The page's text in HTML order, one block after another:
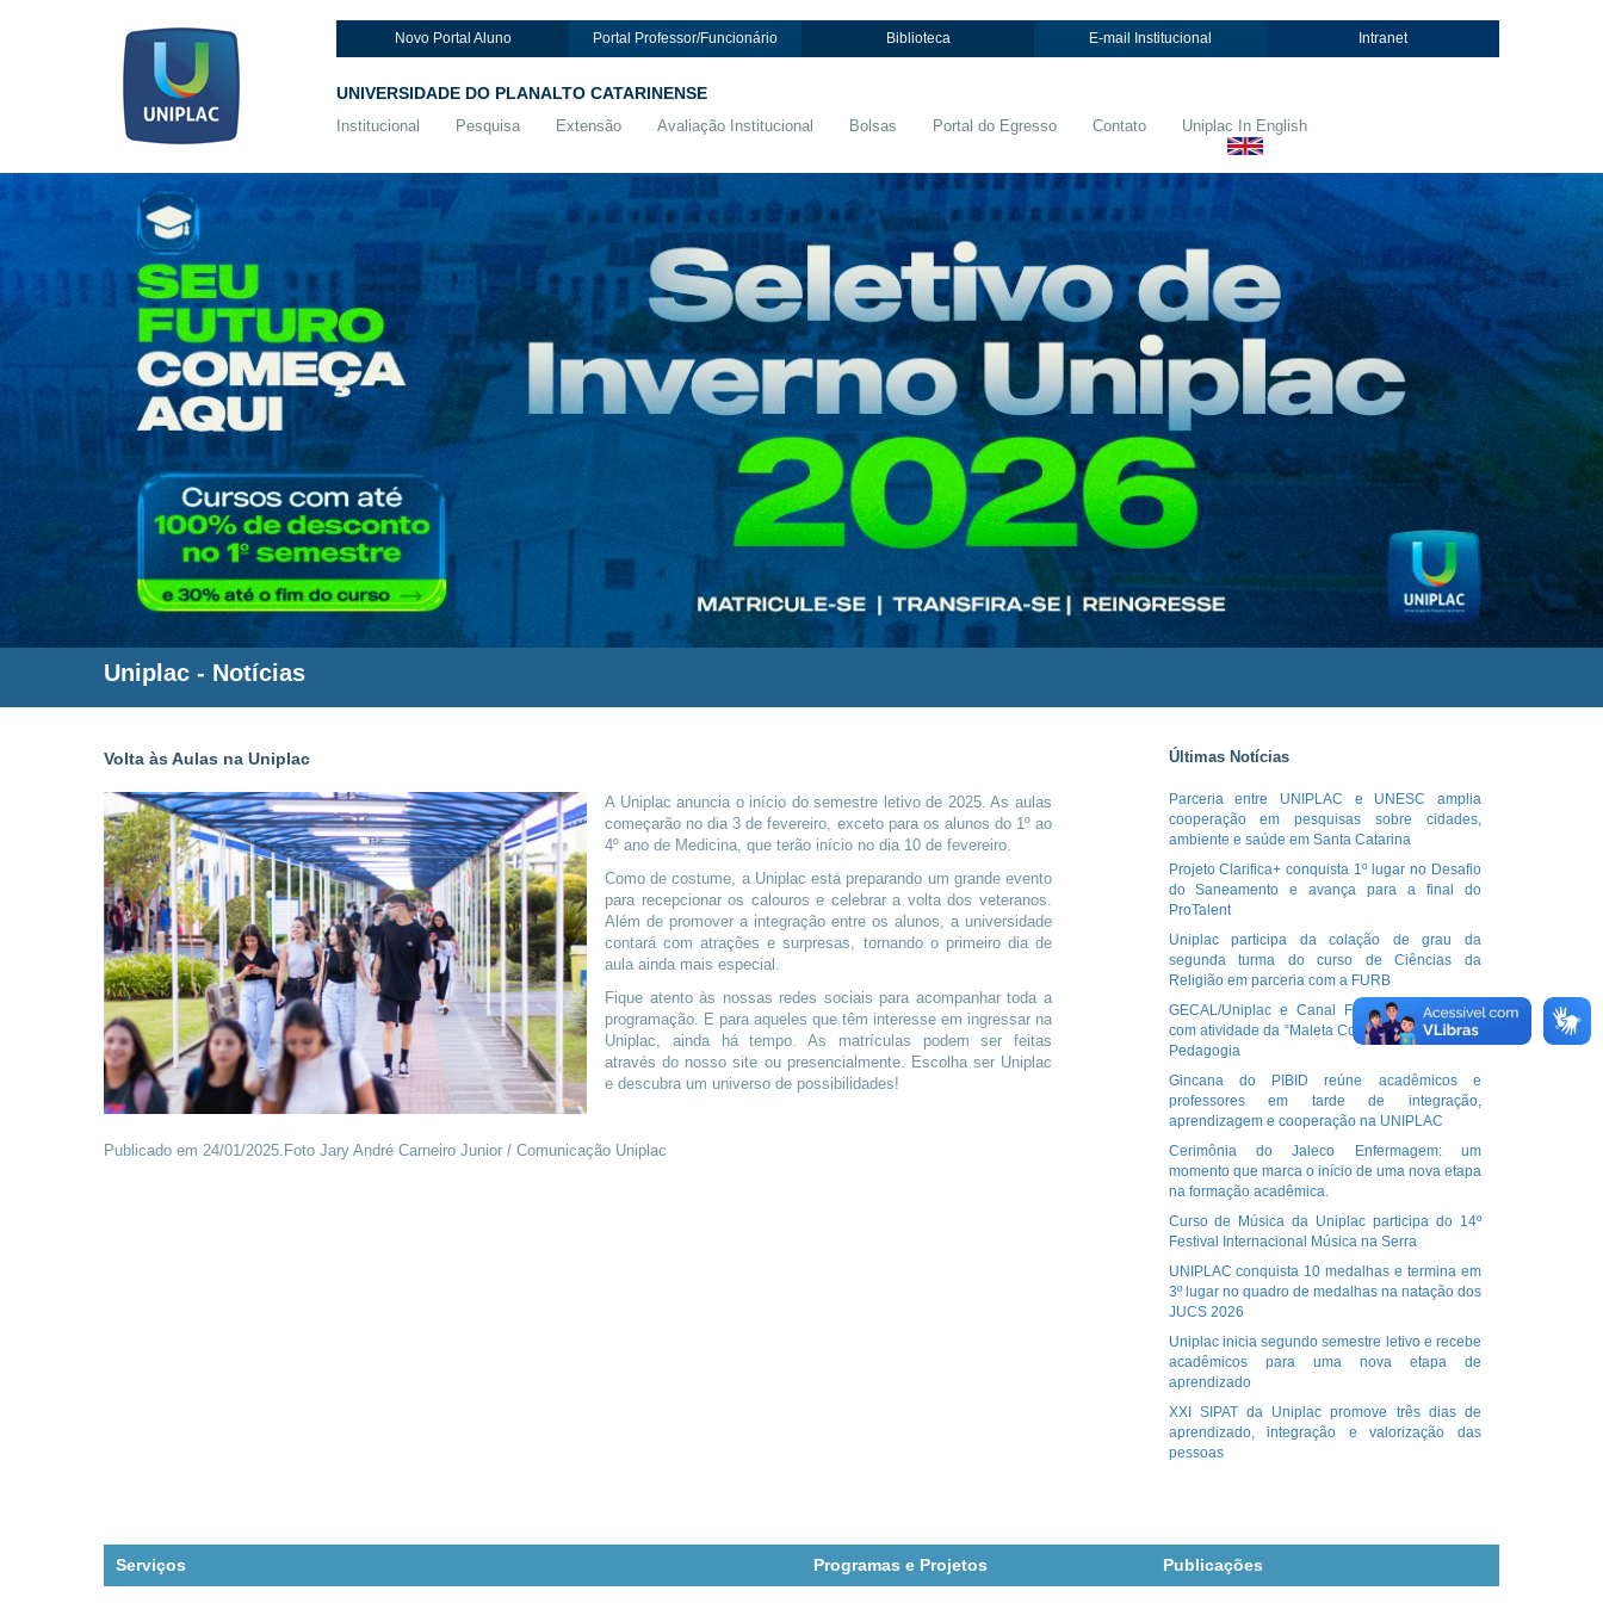
Novo Portal Aluno Portal Professor/Funcionário Biblioteca E-mail Institucional Intranet
UNIVERSIDADE DO PLANALTO CATARINENSE
Institucional Pesquisa Extensão Avaliação Institucional Bolsas Portal do Egresso Contato Uniplac In English
Uniplac - Notícias
Volta às Aulas na Uniplac
A Uniplac anuncia o início do semestre letivo de 2025. As aulas
começarão no dia 3 de fevereiro, exceto para os alunos do 1º ao
4º ano de Medicina, que terão início no dia 10 de fevereiro.
Como de costume, a Uniplac está preparando um grande evento
para recepcionar os calouros e celebrar a volta dos veteranos.
Além de promover a integração entre os alunos, a universidade
contará com atrações e surpresas, tornando o primeiro dia de
aula ainda mais especial.
Fique atento às nossas redes sociais para acompanhar toda a
programação. E para aqueles que têm interesse em ingressar na
Uniplac, ainda há tempo. As matrículas podem ser feitas
através do nosso site ou presencialmente. Escolha ser Uniplac
e descubra um universo de possibilidades!
Publicado em 24/01/2025.Foto Jary André Carneiro Junior / Comunicação Uniplac
Últimas Notícias
Parceria entre UNIPLAC e UNESC amplia
cooperação em pesquisas sobre cidades,
ambiente e saúde em Santa Catarina
Projeto Clarifica+ conquista 1º lugar no Desafio
do Saneamento e avança para a final do
ProTalent
Uniplac participa da colação de grau da
segunda turma do curso de Ciências da
Religião em parceria com a FURB
GECAL/Uniplac e Canal Futura tem parceria
com atividade da “Maleta Conviver” no curso de
Pedagogia
Gincana do PIBID reúne acadêmicos e
professores em tarde de integração,
aprendizagem e cooperação na UNIPLAC
Cerimônia do Jaleco Enfermagem: um
momento que marca o início de uma nova etapa
na formação acadêmica.
Curso de Música da Uniplac participa do 14º
Festival Internacional Música na Serra
UNIPLAC conquista 10 medalhas e termina em
3º lugar no quadro de medalhas na natação dos
JUCS 2026
Uniplac inicia segundo semestre letivo e recebe
acadêmicos para uma nova etapa de
aprendizado
XXI SIPAT da Uniplac promove três dias de
aprendizado, integração e valorização das
pessoas
Serviços Programas e Projetos Publicações